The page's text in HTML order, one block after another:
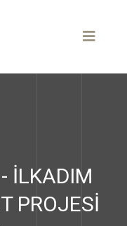
İLKADIM
PROJESI